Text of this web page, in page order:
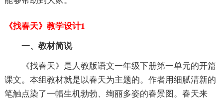
《找春天》教学设计1
一、教材简说
《找春天》是人教版语文一年级下册第一单元的开篇
课文。本组教材就是以春天为主题的。作者用细腻清新的
笔触点染了一幅生机勃勃、绚丽多姿的春景图。春天来